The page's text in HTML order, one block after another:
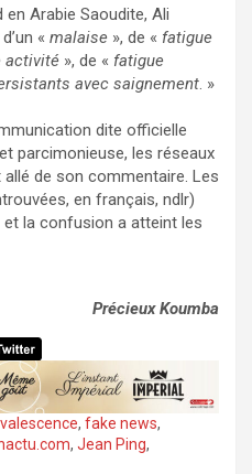
Arabie Saoudite, Ali
« malaise », de « fatigue
activité », de « fatigue
avec saignement. »
dite officielle
parcimonieuse, les réseaux
de son commentaire. Les
en français, ndlr)
et la confusion a atteint les
Précieux Koumba
, fake news,
, Jean Ping,